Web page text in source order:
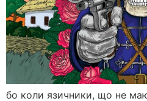
бо коли язичники, що не